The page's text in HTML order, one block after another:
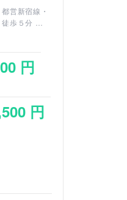
営新宿線・
歩５分
Ｂ３ｂ出口
JR総武線）
０分
円
円